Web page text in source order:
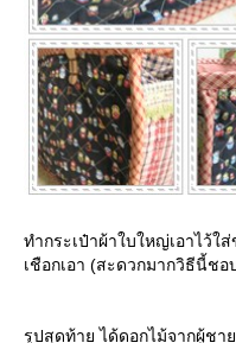
ทำกระเป๋าผ้าใบใหญ่เอาไว้ใ
เชือกเอา (สะดวกมากวิธีนี้ชอ
รูปสุดท้าย ได้ดอกไม้จากผู้ชา